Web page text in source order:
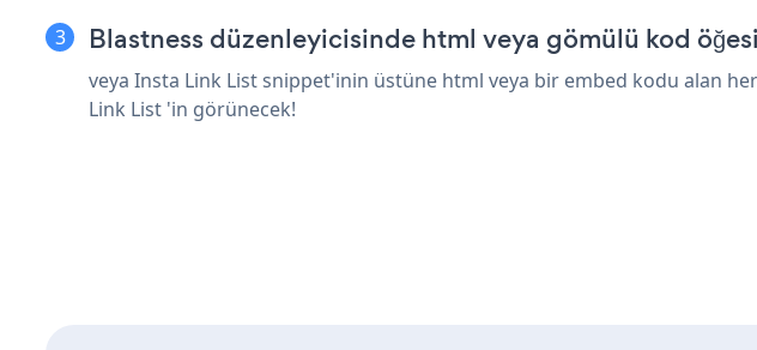
Blastness düzenleyicisinde html veya gömülü kod
veya Insta Link List snippet'inin üstüne html veya bir embed kodu alan
Link List 'in görünecek!